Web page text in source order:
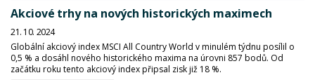
Akciové trhy na nových historických maximech
21. 10. 2024
Globální akciový index MSCI All Country World v minulém týdnu posílil o
0,5 % a dosáhl nového historického maxima na úrovni 857 bodů. Od
začátku roku tento akciový index připsal zisk již 18 %.